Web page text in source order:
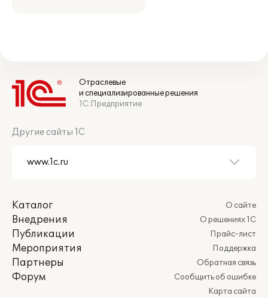
Отраслевые
и специализированные решения
1С:Предприятие
Другие сайты 1С
Каталог
Внедрения
Публикации
Мероприятия
Партнеры
Форум
О сайте
О решениях 1С
Прайс-лист
Поддержка
Обратная связь
Сообщить об ошибке
Карта сайта